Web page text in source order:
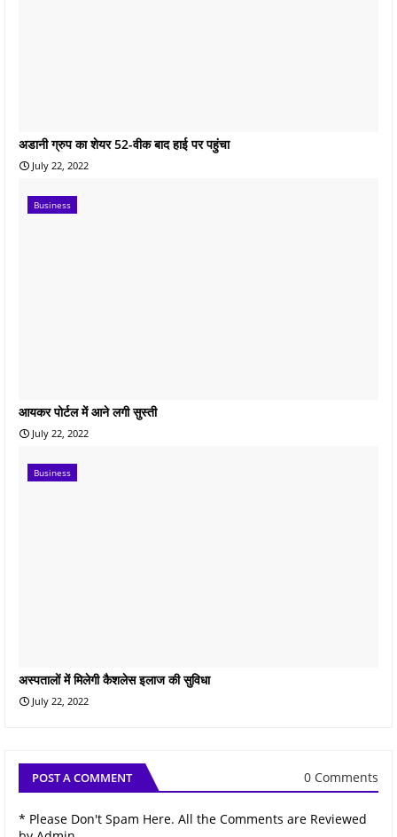
अडानी ग्रुप का शेयर 52-वीक बाद हाई पर पहुंचा
July 22, 2022
Business
आयकर पोर्टल में आने लगी सुस्ती
July 22, 2022
Business
अस्पतालों में मिलेगी कैशलेस इलाज की सुविधा
July 22, 2022
POST A COMMENT 0 Comments
* Please Don't Spam Here. All the Comments are Reviewed